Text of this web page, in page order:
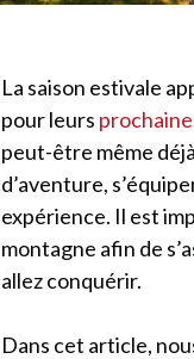
La saison estivale
pour leurs
peut-être même
d’aventure,
expérience. Il est
montagne afin de
allez conquérir.
Dans cet article,